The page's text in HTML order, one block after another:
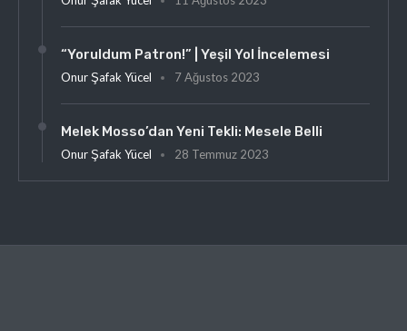
“Yoruldum Patron!” | Yeşil Yol İncelemesi
Onur Şafak Yücel 7 Ağustos 2023
Melek Mosso’dan Yeni Tekli: Mesele Belli
Onur Şafak Yücel 28 Temmuz 2023